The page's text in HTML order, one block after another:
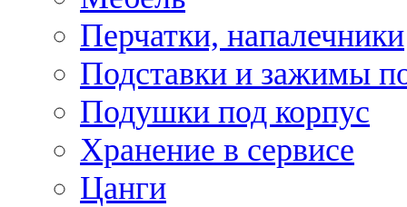
Перчатки, напалечники
Подставки и зажимы
Подушки под корпус
Хранение в сервисе
Цанги